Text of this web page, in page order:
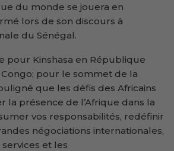
du monde se jouera en
lors de son discours à
du Sénégal.
pour Kinshasa en République
pour le sommet de la
que les défis des Africains
la présence de l’Afrique dans la
vos responsabilités, redéfinir
négociations internationales,
et les